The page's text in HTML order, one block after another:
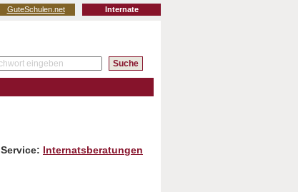
Internate
GuteSchulen.net
Service:
Internatsberatungen